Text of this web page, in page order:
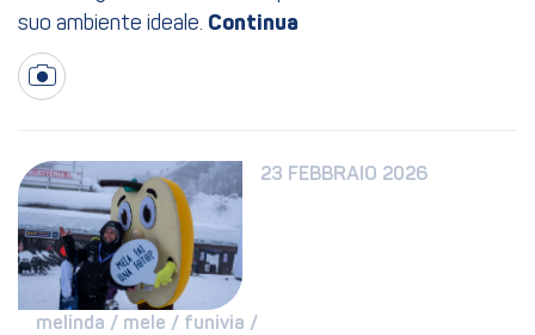
suo ambiente ideale.
23 FEBBRAIO 2026
melinda / mele / funivia /